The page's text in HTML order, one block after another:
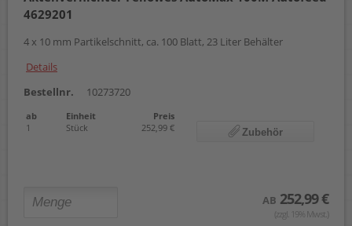
4629201
4 x 10 mm Partikelschnitt, ca. 100 Blatt, 23 Liter Behälter
Details
Bestellnr.
10273720
ab Einheit
Preis
1
Stück 252,99 € Zubehör
AB 252,99 €
(zzgl. 19% Mwst.)